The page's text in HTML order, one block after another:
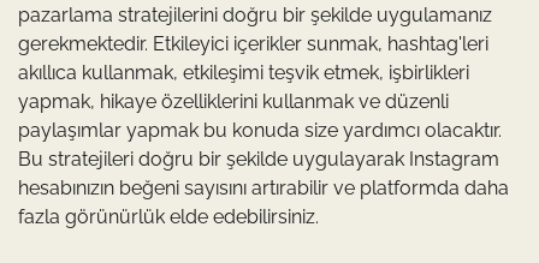
pazarlama stratejilerini doğru bir şekilde uygulamanız
gerekmektedir. Etkileyici içerikler sunmak, hashtag'leri
akıllıca kullanmak, etkileşimi teşvik etmek, işbirlikleri
yapmak, hikaye özelliklerini kullanmak ve düzenli
paylaşımlar yapmak bu konuda size yardımcı olacaktır.
Bu stratejileri doğru bir şekilde uygulayarak Instagram
hesabınızın beğeni sayısını artırabilir ve platformda daha
fazla görünürlük elde edebilirsiniz.